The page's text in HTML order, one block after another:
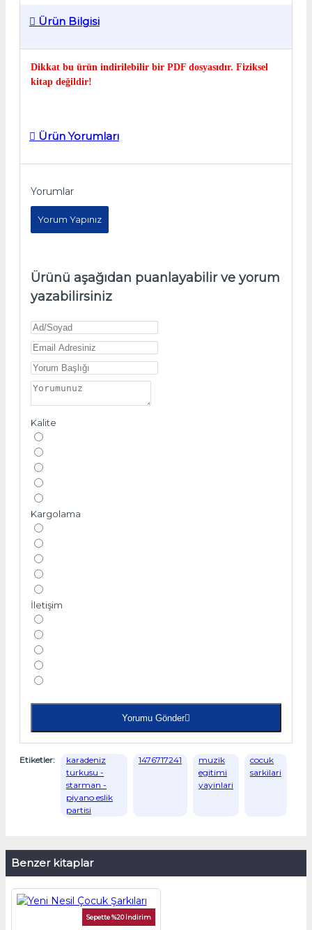
Ürün Bilgisi
Dikkat bu ürün indirilebilir bir PDF dosyasıdır. Fiziksel
kitap değildir!
Ürün Yorumları
Yorumlar
Yorum Yapınız
Ürünü aşağıdan puanlayabilir ve yorum
yazabilirsiniz
Kalite
Kargolama
İletişim
Yorumu Gönder
Etiketler:
karadeniz
turkusu -
starman -
piyano eslik
partisi
1476717241
muzik
egitimi
yayinlari
cocuk
sarkilari
Benzer kitaplar
Sepette %20 İndirim